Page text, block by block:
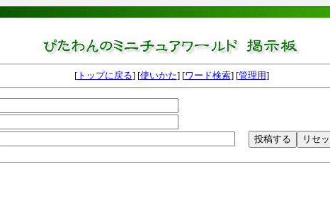
[トップに戻る] [使いかた] [ワード検索] [管理用]